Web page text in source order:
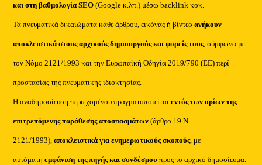
και στη βαθμολογία SEO (Google κ.λπ.) μέσω backlink κοκ.
Τα πνευματικά δικαιώματα κάθε άρθρου, εικόνας ή βίντεοανήκουν
αποκλειστικά στους αρχικούς δημιουργούς και φορείς τους, σύμφωνα με
τον Νόμο 2121/1993 και την Ευρωπαϊκή Οδηγία 2019/790 (ΕΕ) περί
προστασίας της πνευματικής ιδιοκτησίας.
Η αναδημοσίευση περιεχομένου πραγματοποιείταιεντός των ορίων της
επιτρεπόμενης παράθεσης αποσπασμάτων (άρθρο 19 Ν.
2121/1993), αποκλειστικά για ενημερωτικούς σκοπούς, με
αυτόματηεμφάνιση της πηγής και συνδέσμου προς το αρχικό δημοσίευμα.